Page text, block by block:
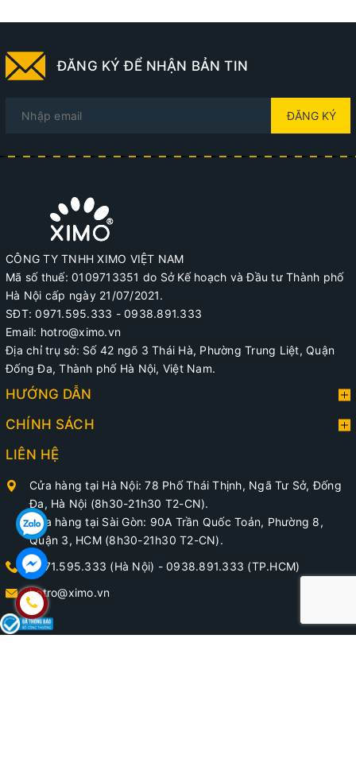
ĐĂNG KÝ ĐỂ NHẬN BẢN TIN
ĐĂNG KÝ
CÔNG TY TNHH XIMO VIỆT NAM
Mã số thuế: 0109713351 do Sở Kế hoạch và Đầu tư Thành phố
Hà Nội cấp ngày 21/07/2021.
SĐT: 0971.595.333 - 0938.891.333
Email: hotro@ximo.vn
Địa chỉ trụ sở: Số 42 ngõ 3 Thái Hà, Phường Trung Liệt, Quận
Đống Đa, Thành phố Hà Nội, Việt Nam.
HƯỚNG DẪN
CHÍNH SÁCH
LIÊN HỆ
Cửa hàng tại Hà Nội: 78 Phố Thái Thịnh, Ngã Tư Sở, Đống
Đa, Hà Nội (8h30-21h30 T2-CN).
Cửa hàng tại Sài Gòn: 90A Trần Quốc Toản, Phường 8,
Quận 3, HCM (8h30-21h30 T2-CN).
0971.595.333 (Hà Nội) - 0938.891.333 (TP.HCM)
hotro@ximo.vn